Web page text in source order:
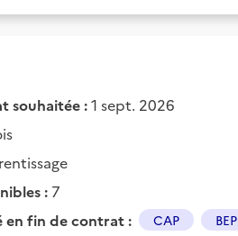
souhaitée :1 sept. 2026
: 7
en fin de contrat :
CAP BEP